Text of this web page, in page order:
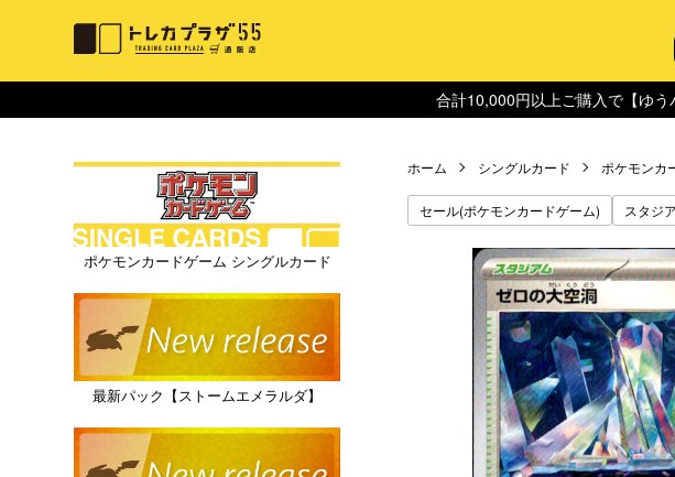
合計10,000円以上ご購入で【ゆ
ホーム シングルカード ポケモンカ
セール(ポケモンカードゲーム) スタジ
ポケモンカードゲーム シングルカード
最新パック【ストームエメラルダ】